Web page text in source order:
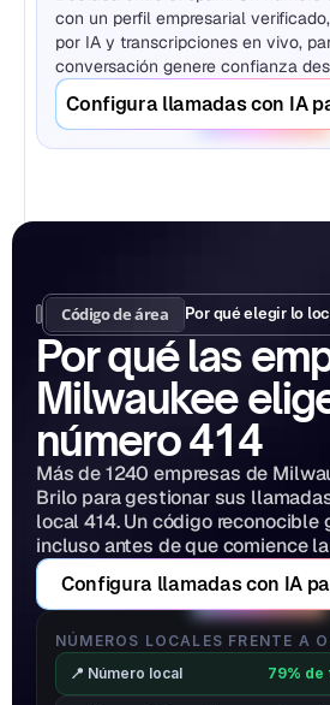
con un perfil empresarial
por IA y transcripciones en vivo,
conversación genere confianza
Configura llamadas con IA
Código de área Por qué elegir lo
Por qué las
Milwaukee
número 414
Más de 1240 empresas de
Brilo para gestionar sus
local 414. Un código reconocible
incluso antes de que comience
Configura llamadas con IA
NÚMEROS LOCALES FRENTE A
📍 Número local
79%